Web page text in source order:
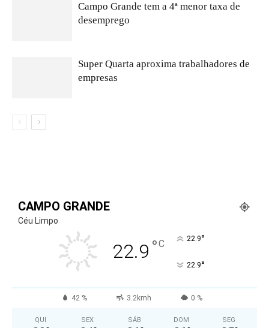
Campo Grande tem a 4ª menor taxa de
desemprego
Super Quarta aproxima trabalhadores de
empresas
CAMPO GRANDE
Céu Limpo
22.9 °C 22.9°
22.9°
42 % 3.2kmh 0 %
QUI SEX SÁB DOM SEG